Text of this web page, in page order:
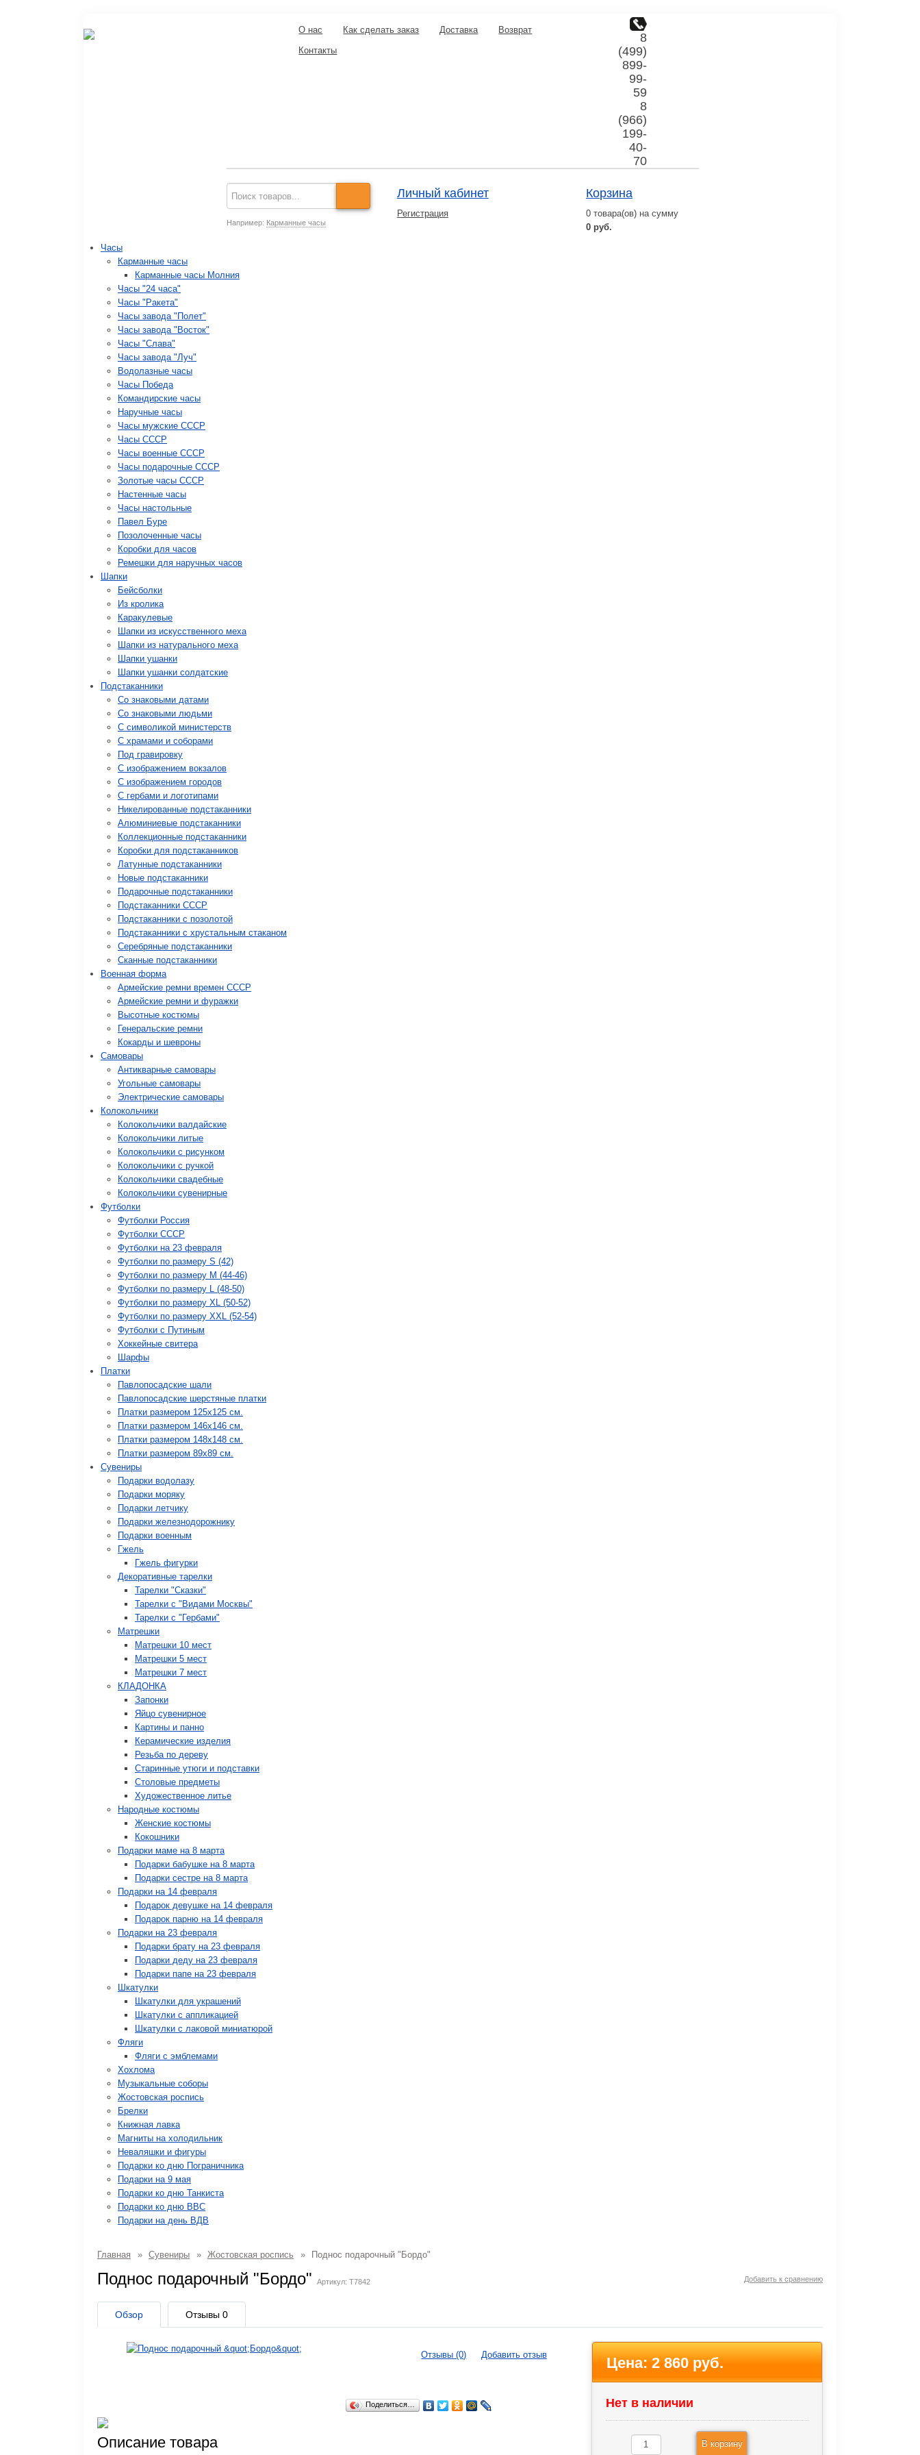
О нас Как сделать заказ Доставка
Возврат
Контакты
8
(499)
899-
99-
59
8
(966)
199-
40-
70
Например: Карманные часы
Личный кабинет
Регистрация
Корзина
0 товара(ов) на сумму
0 руб.
Часы
Карманные часы
Карманные часы Молния
Часы "24 часа"
Часы "Ракета"
Часы завода "Полет"
Часы завода "Восток"
Часы "Слава"
Часы завода "Луч"
Водолазные часы
Часы Победа
Командирские часы
Наручные часы
Часы мужские СССР
Часы СССР
Часы военные СССР
Часы подарочные СССР
Золотые часы СССР
Настенные часы
Часы настольные
Павел Буре
Позолоченные часы
Коробки для часов
Ремешки для наручных часов
Шапки
Бейсболки
Из кролика
Каракулевые
Шапки из искусственного меха
Шапки из натурального меха
Шапки ушанки
Шапки ушанки солдатские
Подстаканники
Со знаковыми датами
Cо знаковыми людьми
C символикой министерств
C храмами и соборами
Под гравировку
С изображением вокзалов
С изображением городов
С гербами и логотипами
Никелированные подстаканники
Алюминиевые подстаканники
Коллекционные подстаканники
Коробки для подстаканников
Латунные подстаканники
Новые подстаканники
Подарочные подстаканники
Подстаканники СССР
Подстаканники с позолотой
Подстаканники с хрустальным стаканом
Серебряные подстаканники
Сканные подстаканники
Военная форма
Армейские ремни времен СССР
Армейские ремни и фуражки
Высотные костюмы
Генеральские ремни
Кокарды и шевроны
Cамовары
Антикварные самовары
Угольные самовары
Электрические самовары
Колокольчики
Колокольчики валдайские
Колокольчики литые
Колокольчики с рисунком
Колокольчики с ручкой
Колокольчики свадебные
Колокольчики сувенирные
Футболки
Футболки Россия
Футболки СССР
Футболки на 23 февраля
Футболки по размеру S (42)
Футболки по размеру М (44-46)
Футболки по размеру L (48-50)
Футболки по размеру XL (50-52)
Футболки по размеру XXL (52-54)
Футболки с Путиным
Хоккейные свитера
Шарфы
Платки
Павлопосадские шали
Павлопосадские шерстяные платки
Платки размером 125х125 см.
Платки размером 146х146 см.
Платки размером 148х148 см.
Платки размером 89х89 см.
Сувениры
Подарки водолазу
Подарки моряку
Подарки летчику
Подарки железнодорожнику
Подарки военным
Гжель
Гжель фигурки
Декоративные тарелки
Тарелки "Сказки"
Тарелки с "Видами Москвы"
Тарелки с "Гербами"
Матрешки
Матрешки 10 мест
Матрешки 5 мест
Матрешки 7 мест
КЛАДОНКА
Запонки
Яйцо сувенирное
Картины и панно
Керамические изделия
Резьба по дереву
Старинные утюги и подставки
Столовые предметы
Художественное литье
Народные костюмы
Женские костюмы
Кокошники
Подарки маме на 8 марта
Подарки бабушке на 8 марта
Подарки сестре на 8 марта
Подарки на 14 февраля
Подарок девушке на 14 февраля
Подарок парню на 14 февраля
Подарки на 23 февраля
Подарки брату на 23 февраля
Подарки деду на 23 февраля
Подарки папе на 23 февраля
Шкатулки
Шкатулки для украшений
Шкатулки с аппликацией
Шкатулки с лаковой миниатюрой
Фляги
Фляги с эмблемами
Хохлома
Музыкальные соборы
Жостовская роспись
Брелки
Книжная лавка
Магниты на холодильник
Неваляшки и фигуры
Подарки ко дню Пограничника
Подарки на 9 мая
Подарки ко дню Танкиста
Подарки ко дню ВВС
Подарки на день ВДВ
Главная » Сувениры » Жостовская роспись » Поднос подарочный "Бордо"
Поднос подарочный "Бордо" Артикул: T7842 Добавить к сравнению
Обзор Отзывы 0
Отзывы (0) Добавить отзыв
Поделиться…
Описание товара
Цена: 2 860 руб.
Нет в наличии
В корзину